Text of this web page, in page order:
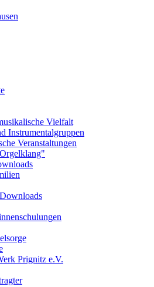
Vielfalt
Instrumentalgruppen
Veranstaltungen
Prignitz e.V.